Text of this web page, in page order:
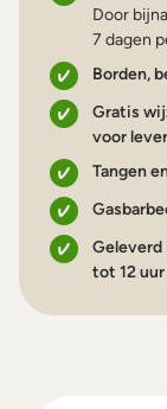
Door
7 dagen
Borden,
Gratis
voor
Tangen
Geleverd
tot 12